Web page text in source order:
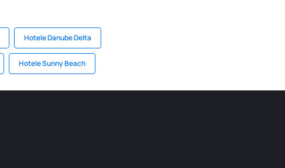
Hotele Danube Delta
Hotele Sunny Beach